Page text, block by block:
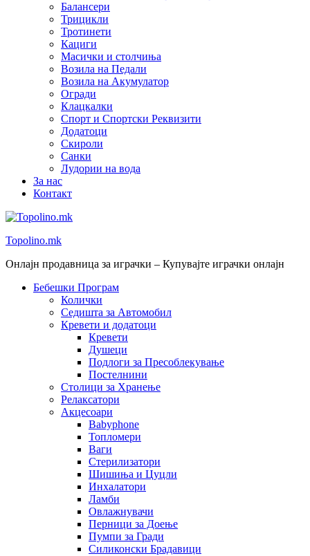
Балансери
Трицикли
Тротинети
Кациги
Mасички и столчиња
Возила на Педали
Возила на Акумулатор
Огради
Клацкалки
Спорт и Спортски Реквизити
Додатоци
Скироли
Санки
Лудории на вода
За нас
Контакт
Topolino.mk
Онлајн продавница за играчки – Купувајте играчки онлајн
Бебешки Програм
Колички
Седишта за Автомобил
Кревети и додатоци
Кревети
Душеци
Подлоги за Пресоблекување
Постелнини
Столици за Хранење
Релаксатори
Акцесоари
Babyphone
Топломери
Ваги
Стерилизатори
Шишиња и Цуцли
Инхалатори
Ламби
Овлажнувачи
Перници за Доење
Пумпи за Гради
Силиконски Брадавици